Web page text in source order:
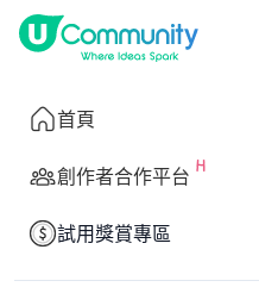
首頁
創作者合作平台
試用獎賞專區